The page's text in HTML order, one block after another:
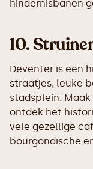
hindernisbanen
10.
Deventer is een
straatjes, leuke
stadsplein.
ontdek het
vele gezellige
bourgondische